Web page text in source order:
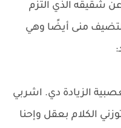
شقيقه الذي التزم
منى أيضًا وهي
الزيادة دي. اشربي
الكلام بعقل وإحنا